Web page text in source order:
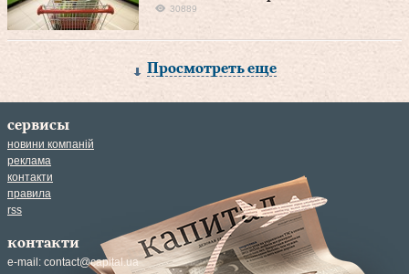
30889
Просмотреть еще
сервисы
новини компаній
реклама
контакти
правила
rss
контакти
e-mail: contact@capital.ua